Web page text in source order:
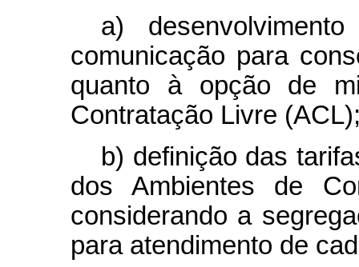
a)
comunicação para
quanto à opção de
Contratação Livre
b) definição das
dos Ambientes de
considerando a
para atendimento de